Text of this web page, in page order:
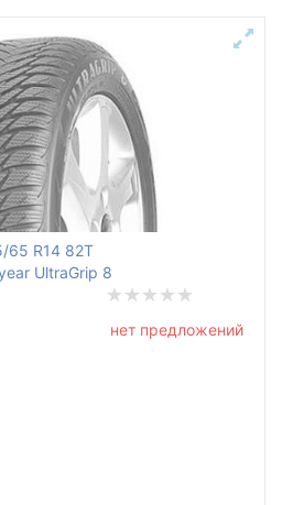
65 R14 82T
UltraGrip 8
нет предложений